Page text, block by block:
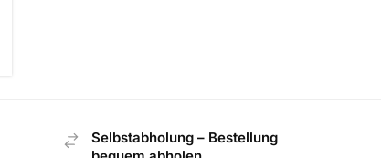
Selbstabholung – Bestellung